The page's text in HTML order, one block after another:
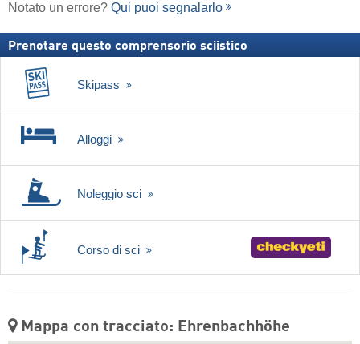
Notato un errore? Qui puoi segnalarlo
Prenotare questo comprensorio sciistico
Skipass
Alloggi
Noleggio sci
Corso di sci
Mappa con tracciato: Ehrenbachhöhe